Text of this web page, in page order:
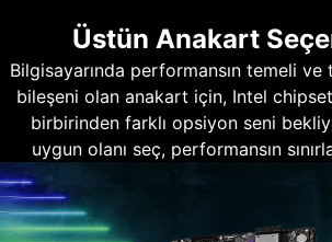
Üstün Anakart
Bilgisayarında performansın temeli ve
bileşeni olan anakart için, Intel
birbirinden farklı opsiyon seni
uygun olanı seç, performansın